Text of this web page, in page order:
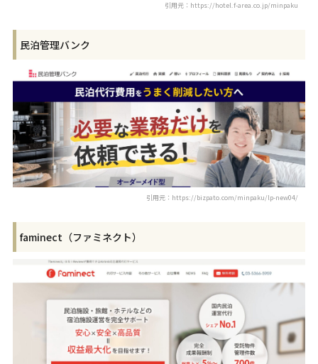
引用元：https://hotel.f-area.co.jp/minpaku
民泊管理バンク
引用元：https://bizpato.com/minpaku/lp-new04/
faminect（ファミネクト）